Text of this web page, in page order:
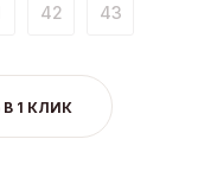
42 43
1 КЛИК